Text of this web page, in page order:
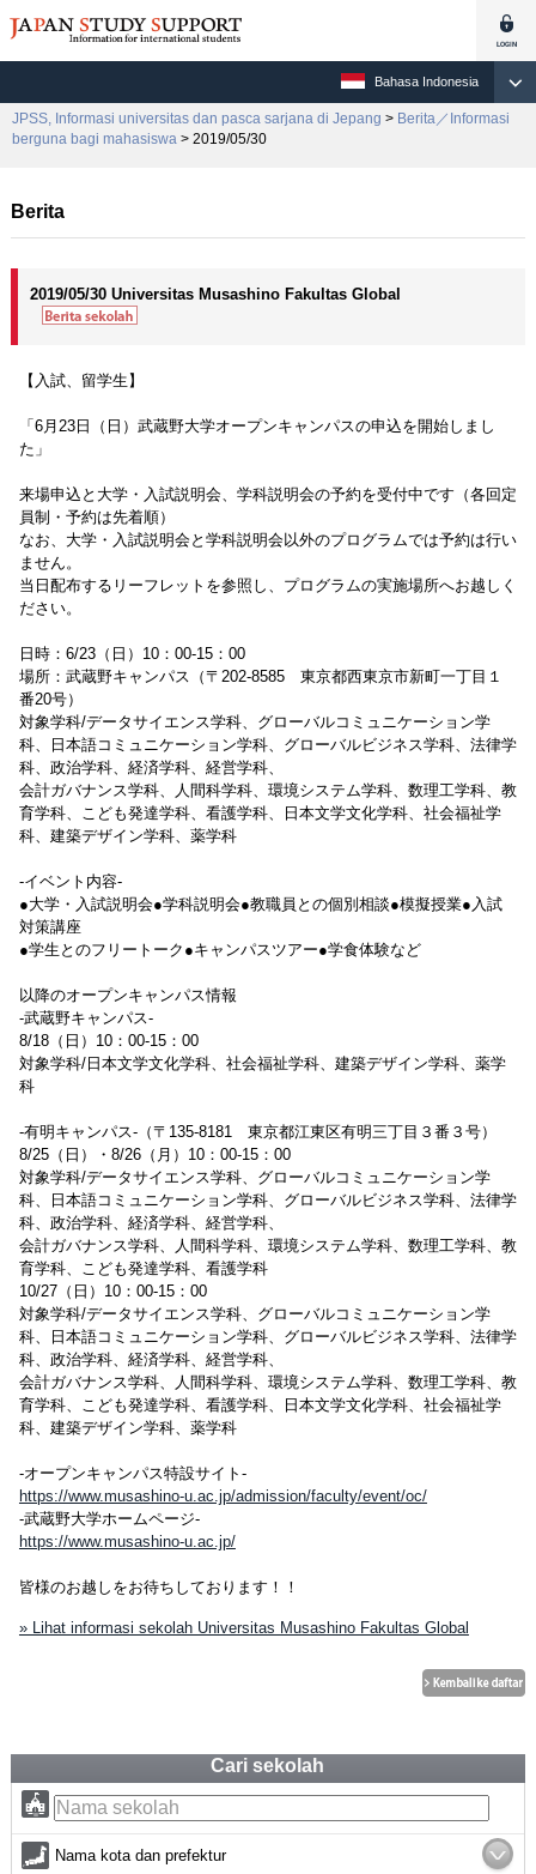
Bahasa Indonesia
JPSS, Informasi universitas dan pasca sarjana di Jepang > Berita／Informasi
berguna bagi mahasiswa > 2019/05/30
Berita
2019/05/30 Universitas Musashino Fakultas Global
【入試、留学生】
「6月23日（日）武蔵野大学オープンキャンパスの申込を開始しまし
た」
来場申込と大学・入試説明会、学科説明会の予約を受付中です（各回定
員制・予約は先着順）
なお、大学・入試説明会と学科説明会以外のプログラムでは予約は行い
ません。
当日配布するリーフレットを参照し、プログラムの実施場所へお越しく
ださい。
日時：6/23（日）10：00-15：00
場所：武蔵野キャンパス（〒202-8585 東京都西東京市新町一丁目１
番20号）
対象学科/データサイエンス学科、グローバルコミュニケーション学
科、日本語コミュニケーション学科、グローバルビジネス学科、法律学
科、政治学科、経済学科、経営学科、
会計ガバナンス学科、人間科学科、環境システム学科、数理工学科、教
育学科、こども発達学科、看護学科、日本文学文化学科、社会福祉学
科、建築デザイン学科、薬学科
-イベント内容-
●大学・入試説明会●学科説明会●教職員との個別相談●模擬授業●入試
対策講座
●学生とのフリートーク●キャンパスツアー●学食体験など
以降のオープンキャンパス情報
-武蔵野キャンパス-
8/18（日）10：00-15：00
対象学科/日本文学文化学科、社会福祉学科、建築デザイン学科、薬学
科
-有明キャンパス-（〒135-8181 東京都江東区有明三丁目３番３号）
8/25（日）・8/26（月）10：00-15：00
対象学科/データサイエンス学科、グローバルコミュニケーション学
科、日本語コミュニケーション学科、グローバルビジネス学科、法律学
科、政治学科、経済学科、経営学科、
会計ガバナンス学科、人間科学科、環境システム学科、数理工学科、教
育学科、こども発達学科、看護学科
10/27（日）10：00-15：00
対象学科/データサイエンス学科、グローバルコミュニケーション学
科、日本語コミュニケーション学科、グローバルビジネス学科、法律学
科、政治学科、経済学科、経営学科、
会計ガバナンス学科、人間科学科、環境システム学科、数理工学科、教
育学科、こども発達学科、看護学科、日本文学文化学科、社会福祉学
科、建築デザイン学科、薬学科
-オープンキャンパス特設サイト-
https://www.musashino-u.ac.jp/admission/faculty/event/oc/
-武蔵野大学ホームページ-
https://www.musashino-u.ac.jp/
皆様のお越しをお待ちしております！！
» Lihat informasi sekolah Universitas Musashino Fakultas Global
Cari sekolah
Nama kota dan prefektur